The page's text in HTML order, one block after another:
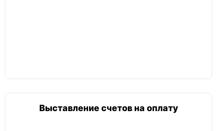
Выставление счетов на оплату